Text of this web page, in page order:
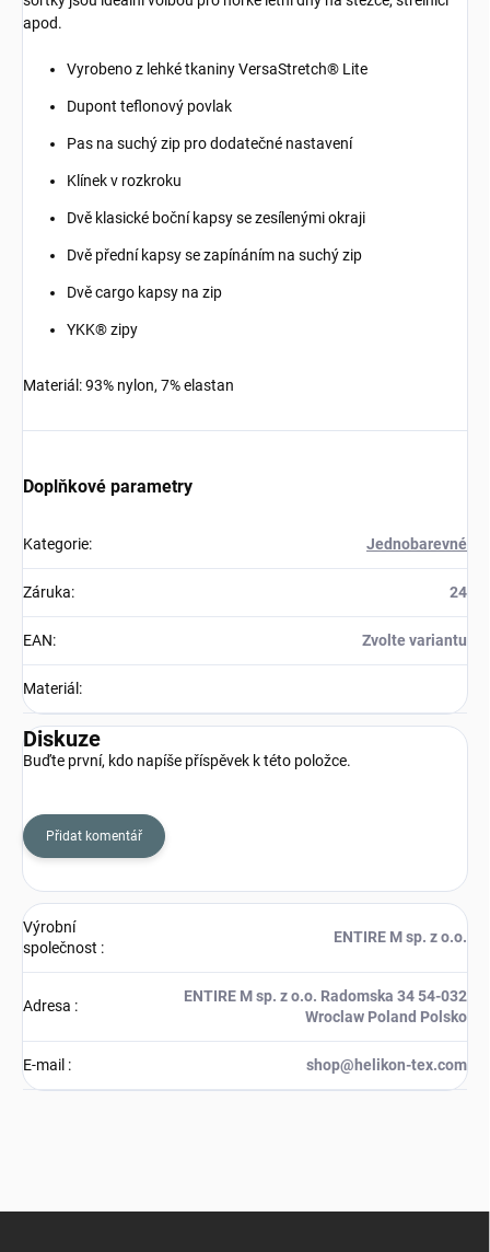
apod.
Vyrobeno z lehké tkaniny VersaStretch® Lite
Dupont teflonový povlak
Pas na suchý zip pro dodatečné nastavení
Klínek v rozkroku
Dvě klasické boční kapsy se zesílenými okraji
Dvě přední kapsy se zapínáním na suchý zip
Dvě cargo kapsy na zip
YKK® zipy
Materiál: 93% nylon, 7% elastan
Doplňkové parametry
Kategorie: Jednobarevné
Záruka: 24
EAN: Zvolte variantu
Materiál :
Diskuze
Buďte první, kdo napíše příspěvek k této položce.
Přidat komentář
Výrobní
společnost :
ENTIRE M sp. z o.o.
Adresa :
ENTIRE M sp. z o.o. Radomska 34 54-032
Wroclaw Poland Polsko
E-mail : shop@helikon-tex.com